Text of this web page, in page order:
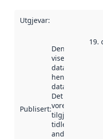
Utgjevar:
Publisert:
Denne datoen
viser når
datasettet vart
henta inn av
data.norge.no.
Det kan ha
vore
tilgjengeleg
tidlegare
andre stader.
19.